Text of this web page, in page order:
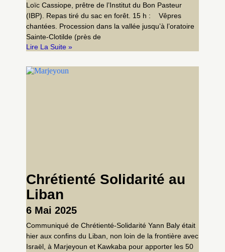
Loïc Cassiope, prêtre de l’Institut du Bon Pasteur
(IBP). Repas tiré du sac en forêt. 15 h : Vêpres
chantées. Procession dans la vallée jusqu’à l’oratoire
Sainte-Clotilde (près de
Lire La Suite »
Chrétienté Solidarité au
Liban
6 Mai 2025
Communiqué de Chrétienté-Solidarité Yann Baly était
hier aux confins du Liban, non loin de la frontière avec
Israël, à Marjeyoun et Kawkaba pour apporter les 50